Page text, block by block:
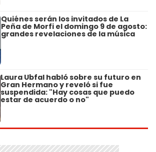
Quiénes serán los invitados de La
Peña de Morfi el domingo 9 de agosto:
grandes revelaciones de la música
Laura Ubfal habló sobre su futuro en
Gran Hermano y reveló si fue
suspendida: "Hay cosas que puedo
estar de acuerdo o no"